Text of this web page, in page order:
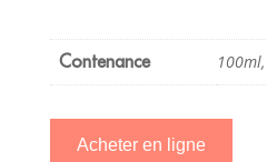
Contenance
Acheter en ligne